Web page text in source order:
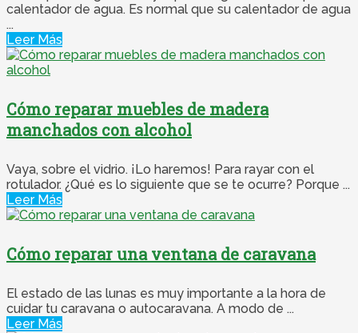
calentador de agua. Es normal que su calentador de agua
...
Leer Más
Cómo reparar muebles de madera
manchados con alcohol
Vaya, sobre el vidrio. ¡Lo haremos! Para rayar con el
rotulador. ¿Qué es lo siguiente que se te ocurre? Porque ...
Leer Más
Cómo reparar una ventana de caravana
El estado de las lunas es muy importante a la hora de
cuidar tu caravana o autocaravana. A modo de ...
Leer Más